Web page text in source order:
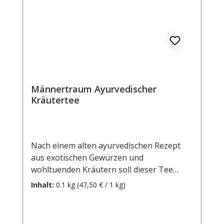
Männertraum Ayurvedischer
Kräutertee
Nach einem alten ayurvedischen Rezept
aus exotischen Gewürzen und
wohltuenden Kräutern soll dieser Tee
gerade bei Männern das indiviuelle
Inhalt: 0.1 kg (47,50 € / 1 kg)